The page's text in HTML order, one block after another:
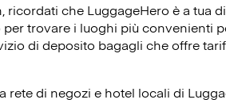
ricordati che LuggageHero è a tua
trovare i luoghi più convenienti
di deposito bagagli che offre
rete di negozi e hotel locali di